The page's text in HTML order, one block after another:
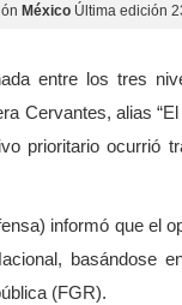
México Última edición
entre los tres
Cervantes, alias
prioritario ocurrió
informó que el
basándose
(FGR).